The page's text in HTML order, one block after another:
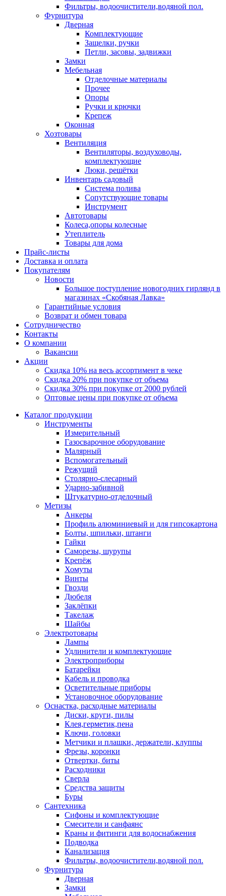
Фильтры, водоочистители,водяной пол.
Фурнитура
Дверная
Комплектующие
Защелки, ручки
Петли, засовы, задвижки
Замки
Мебельная
Отделочные материалы
Прочее
Опоры
Ручки и крючки
Крепеж
Оконная
Хозтовары
Вентиляция
Вентиляторы, воздуховоды,
комплектующие
Люки, решётки
Инвентарь садовый
Система полива
Сопутствующие товары
Инструмент
Автотовары
Колеса,опоры колесные
Утеплитель
Товары для дома
Прайс-листы
Доставка и оплата
Покупателям
Новости
Большое поступление новогодних гирлянд в
магазинах «Скобяная Лавка»
Гарантийные условия
Возврат и обмен товара
Сотрудничество
Контакты
О компании
Вакансии
Акции
Скидка 10% на весь ассортимент в чеке
Скидка 20% при покупке от объема
Скидка 30% при покупке от 2000 рублей
Оптовые цены при покупке от объема
Каталог продукции
Инструменты
Измерительный
Газосварочное оборудование
Малярный
Вспомогательный
Режущий
Столярно-слесарный
Ударно-забивной
Штукатурно-отделочный
Метизы
Анкеры
Профиль алюминиевый и для гипсокартона
Болты, шпильки, штанги
Гайки
Саморезы, шурупы
Крепёж
Хомуты
Винты
Гвозди
Дюбеля
Заклёпки
Такелаж
Шайбы
Электротовары
Лампы
Удлинители и комплектующие
Электроприборы
Батарейки
Кабель и проводка
Осветительные приборы
Установочное оборудование
Оснастка, расходные материалы
Диски, круги, пилы
Клея,герметик,пена
Ключи, головки
Метчики и плашки, держатели, клуппы
Фрезы, коронки
Отвертки, биты
Расходники
Сверла
Средства защиты
Буры
Сантехника
Сифоны и комплектующие
Смесители и санфаянс
Краны и фитинги для водоснабжения
Подводка
Канализация
Фильтры, водоочистители,водяной пол.
Фурнитура
Дверная
Замки